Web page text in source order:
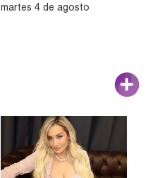
martes 4 de agosto